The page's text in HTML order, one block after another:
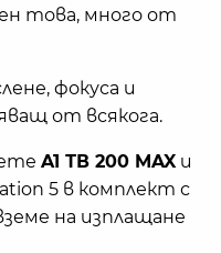
това, много от
фокуса и
от всякога.
A1 ТВ 200 MAXи
5 в комплект с
на изплащане